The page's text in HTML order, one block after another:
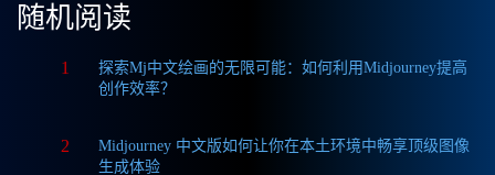
随机阅读
1
探索Mj中文绘画的无限可能：如何利用Midjourney提高
创作效率？
2
Midjourney 中文版如何让你在本土环境中畅享顶级图像
生成体验